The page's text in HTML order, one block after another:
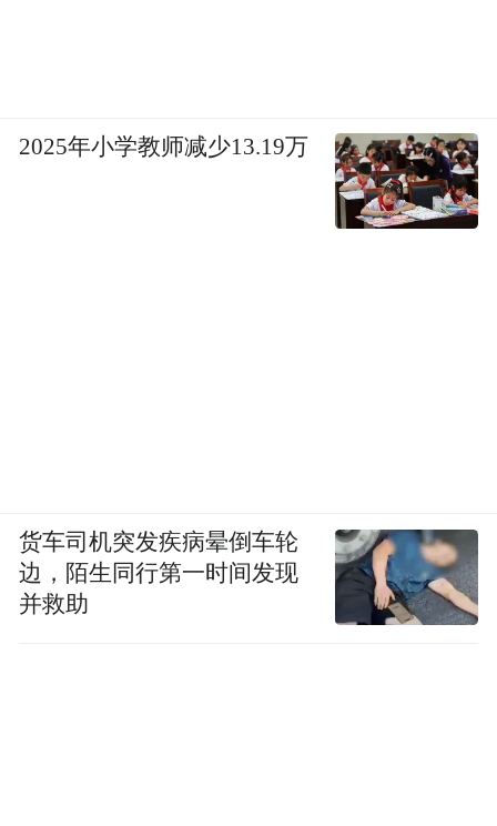
2025年小学教师减少13.19万
货车司机突发疾病晕倒车轮
边，陌生同行第一时间发现
并救助